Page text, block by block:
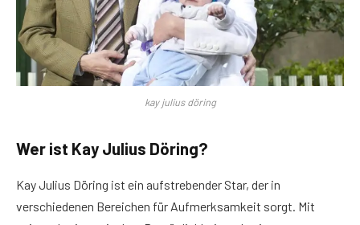
kay julius döring
Wer ist Kay Julius Döring?
Kay Julius Döring ist ein aufstrebender Star, der in
verschiedenen Bereichen für Aufmerksamkeit sorgt. Mit